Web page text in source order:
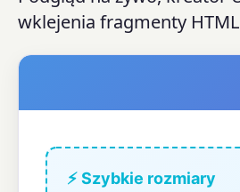
wklejenia fragmenty
⚡ Szybkie rozmiary